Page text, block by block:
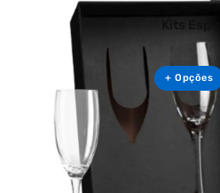
+ Opções